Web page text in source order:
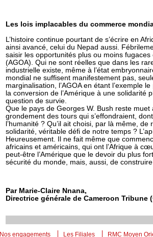
Les lois implacables du commerce
L’histoire continue pourtant de s’écrire en
ainsi avancé, celui du Nepad aussi.
saisir les opportunités plus ou moins
(AGOA). Qui ne sont réelles que dans les
industrielle existe, même à l’état
mondial ne suffisent manifestement pas,
marginalisation, l’AGOA en étant l’exemple
la conversion de l’Amérique à une solidarité
question de survie.
Que le pays de Georges W. Bush reste
grondement des tours qui s’effondraient,
l’humanité ? Qu’il ait choisi, par là même,
solidarité, véritable défi de notre temps ?
Heureusement. Il ne fait même que
africains et américains, qui ont l’Afrique à
peut-être l’Amérique que le devoir du plus
sécurité du monde, mais, aussi, de
Par Marie-Claire Nnana,
Directrice générale de Cameroon Tribune
Nos engagements Les Filiales RMC Moyen